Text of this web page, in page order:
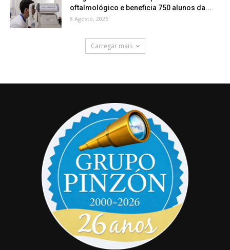
oftalmológico e beneficia 750 alunos da...
8 Agosto, 2026
Carregar mais